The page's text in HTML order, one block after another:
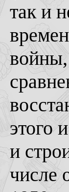
так и
этого
и
числе